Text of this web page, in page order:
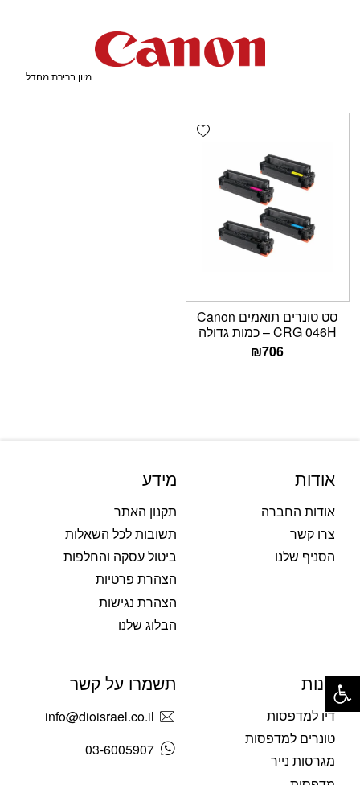
Add wishlist
סט טונרים תואמים Canon
CRG 046H – כמות גדולה
₪706
אודות
אודות החברה
צרו קשר
הסניף שלנו
מידע
תקנון האתר
תשובות לכל השאלות
ביטול עסקה והחלפות
הצהרת פרטיות
הצהרת נגישות
הבלוג שלנו
חנות
דיו למדפסות
טונרים למדפסות
מגרסות נייר
תשמרו על קשר
info@dioisrael.co.il
03-6005907
פתח סרגל נגישות